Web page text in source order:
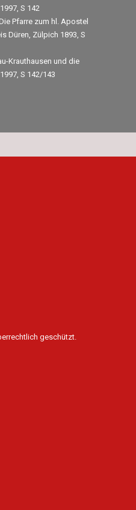
S 142
Pfarre zum hl. Apostel
Düren, Zülpich 1893, S
Krauthausen und die
S 142/143
geschützt.